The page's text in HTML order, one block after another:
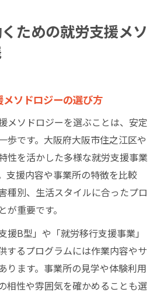
ための就労支援メソ
ソドロジーの選び方
メソドロジーを選ぶことは、安定
歩です。大阪府大阪市住之江区や
性を活かした多様な就労支援事業
支援内容や事業所の特徴を比較
種別、生活スタイルに合ったプロ
重要です。
援B型」や「就労移行支援事業」
するプログラムには作業内容やサ
ります。事業所の見学や体験利用
相性や雰囲気を確かめることも選